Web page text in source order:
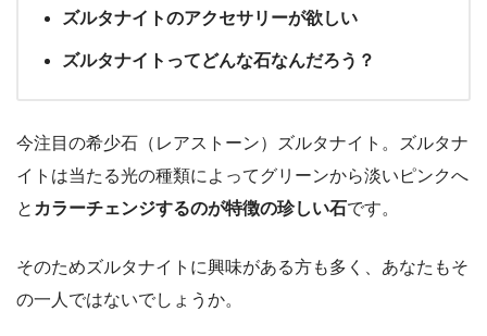
ズルタナイトのアクセサリーが欲しい
ズルタナイトってどんな石なんだろう？
今注目の希少石（レアストーン）ズルタナイト。ズルタナ
イトは当たる光の種類によってグリーンから淡いピンクへ
と カラーチェンジするのが特徴の珍しい石です。
そのためズルタナイトに興味がある方も多く、あなたもそ
の一人ではないでしょうか。